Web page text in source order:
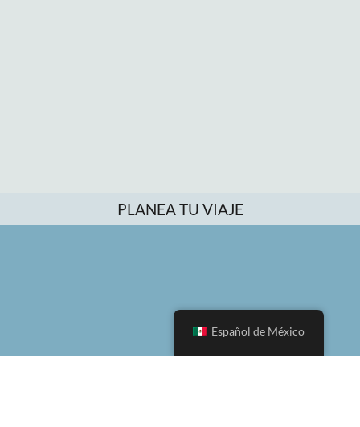
PLANEA TU VIAJE
Español de México